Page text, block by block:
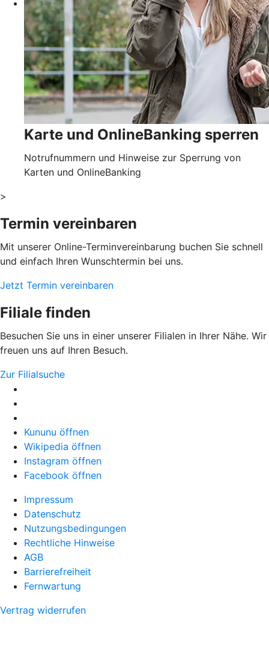
Karte und OnlineBanking sperren
Notrufnummern und Hinweise zur Sperrung von
Karten und OnlineBanking
>
Termin vereinbaren
Mit unserer Online-Terminvereinbarung buchen Sie schnell
und einfach Ihren Wunschtermin bei uns.
Jetzt Termin vereinbaren
Filiale finden
Besuchen Sie uns in einer unserer Filialen in Ihrer Nähe. Wir
freuen uns auf Ihren Besuch.
Zur Filialsuche
Kununu öffnen
Wikipedia öffnen
Instagram öffnen
Facebook öffnen
Impressum
Datenschutz
Nutzungsbedingungen
Rechtliche Hinweise
AGB
Barrierefreiheit
Fernwartung
Vertrag widerrufen